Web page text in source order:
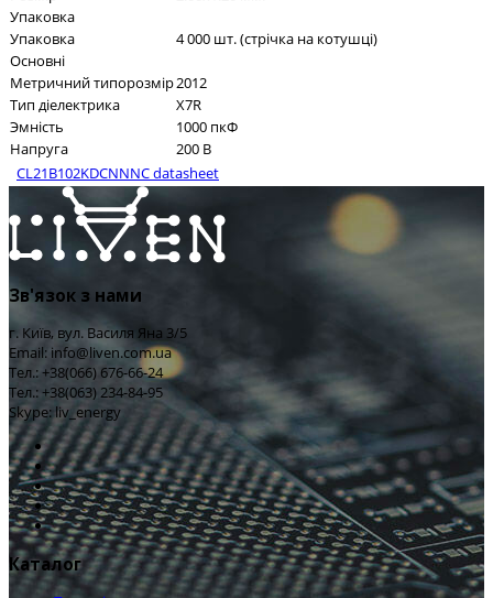
Упаковка
Упаковка
4 000 шт. (стрічка на котушці)
Основні
Метричний типорозмір2012
Тип діелектрика
X7R
Эмність
1000 пкФ
Напруга
200 В
CL21B102KDCNNNC datasheet
Зв'язок з нами
г. Київ, вул. Василя Яна 3/5
Email: info@liven.com.ua
Тел.: +38(066) 676-66-24
Тел.: +38(063) 234-84-95
Skype: liv_energy
Каталог